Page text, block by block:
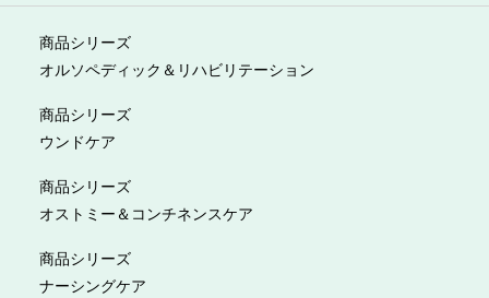
商品シリーズ
オルソペディック＆リハビリテーション
商品シリーズ
ウンドケア
商品シリーズ
オストミー＆コンチネンスケア
商品シリーズ
ナーシングケア